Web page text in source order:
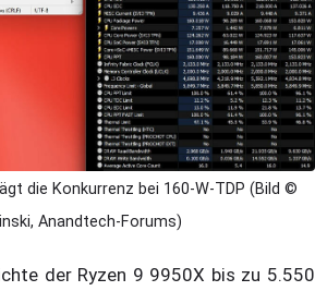
die Konkurrenz bei 160-W-TDP (Bild ©
Anandtech-Forums)
der Ryzen 9 9950X bis zu 5.550